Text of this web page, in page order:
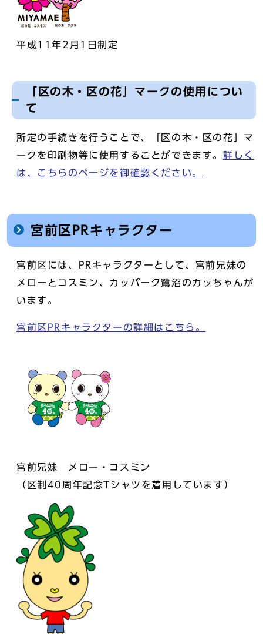
平成11年2月1日制定
「区の木・区の花」マークの使用につい
て
所定の手続きを行うことで、「区の木・区の花」マ
ークを印刷物等に使用することができます。 詳しく
は、こちらのページを御確認ください。
宮前区PRキャラクター
宮前区には、PRキャラクターとして、宮前兄妹の
メローとコスミン、カッパーク鷺沼のカッちゃんが
います。
宮前区PRキャラクターの詳細はこちら。
宮前兄妹 メロー・コスミン
（区制40周年記念Tシャツを着用しています）